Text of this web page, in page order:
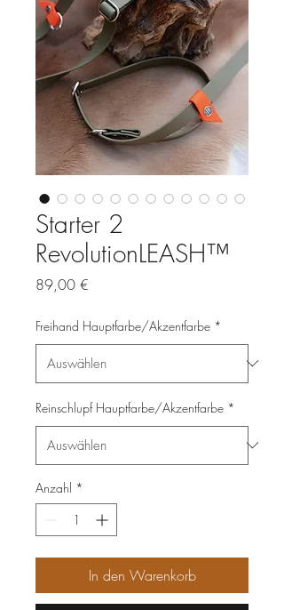
Starter 2
RevolutionLEASH™
89,00 €
Freihand Hauptfarbe/Akzentfarbe *
Reinschlupf Hauptfarbe/Akzentfarbe *
Anzahl *
In den Warenkorb